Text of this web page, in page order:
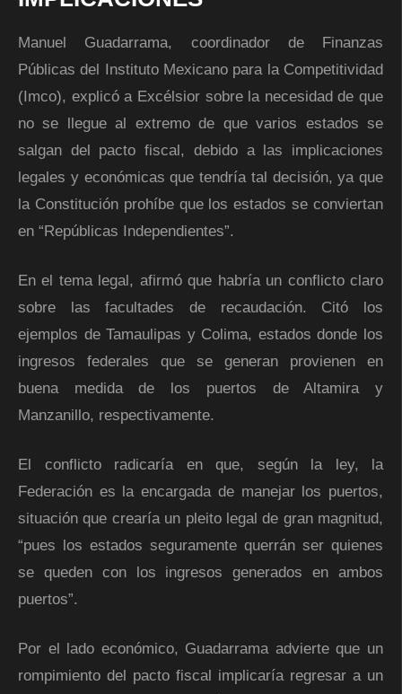
Manuel Guadarrama, coordinador de Finanzas
Públicas del Instituto Mexicano para la Competitividad
(Imco), explicó a Excélsior sobre la necesidad de que
no se llegue al extremo de que varios estados se
salgan del pacto fiscal, debido a las implicaciones
legales y económicas que tendría tal decisión, ya que
la Constitución prohíbe que los estados se conviertan
en “Repúblicas Independientes”.
En el tema legal, afirmó que habría un conflicto claro
sobre las facultades de recaudación. Citó los
ejemplos de Tamaulipas y Colima, estados donde los
ingresos federales que se generan provienen en
buena medida de los puertos de Altamira y
Manzanillo, respectivamente.
El conflicto radicaría en que, según la ley, la
Federación es la encargada de manejar los puertos,
situación que crearía un pleito legal de gran magnitud,
“pues los estados seguramente querrán ser quienes
se queden con los ingresos generados en ambos
puertos”.
Por el lado económico, Guadarrama advierte que un
rompimiento del pacto fiscal implicaría regresar a un